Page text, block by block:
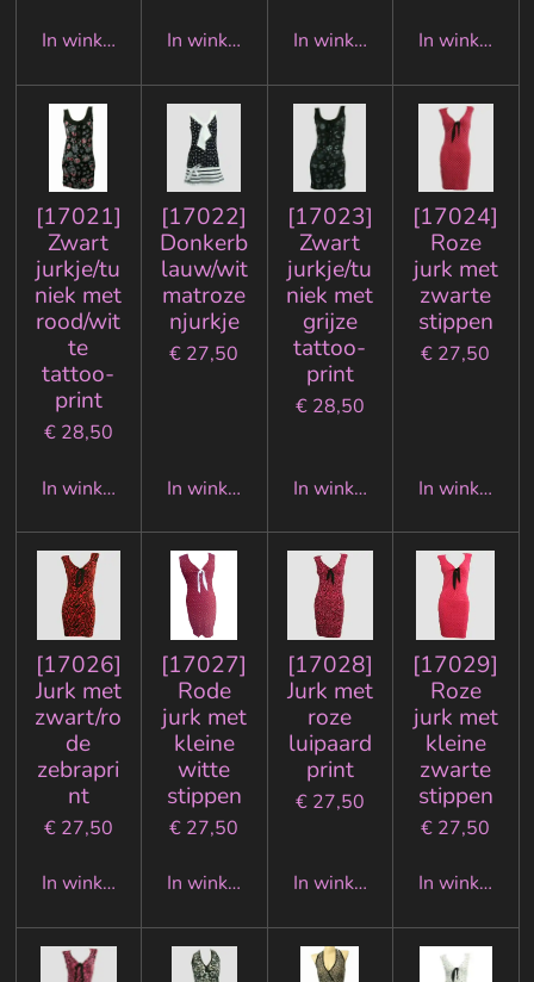
In winkelwagenIn winkelwagenIn winkelwagenIn
[17021]
Zwart
jurkje/tu
niek met
rood/wit
te
tattoo-
print
€ 28,50
In winkelwagen
[17022]
Donkerb
lauw/wit
matroze
njurkje
€ 27,50
In winkelwagen
[17023]
Zwart
jurkje/tu
niek met
grijze
tattoo-
print
€ 28,50
In winkelwagen
[17024]
Roze
jurk met
zwarte
stippen
€ 27,50
In
[17026]
Jurk met
zwart/ro
de
zebrapri
nt
€ 27,50
In winkelwagen
[17027]
Rode
jurk met
kleine
witte
stippen
€ 27,50
In winkelwagen
[17028]
Jurk met
roze
luipaard
print
€ 27,50
In winkelwagen
[17029]
Roze
jurk met
kleine
zwarte
stippen
€ 27,50
In